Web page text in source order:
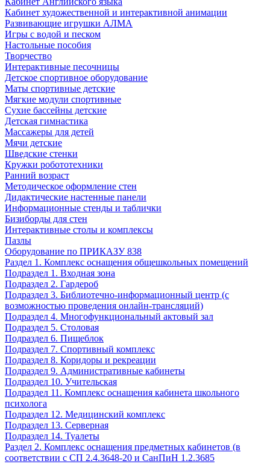
Кабинет художественной и интерактивной анимации
Развивающие игрушки АЛМА
Игры с водой и песком
Настольные пособия
Творчество
Интерактивные песочницы
Детское спортивное оборудование
Маты спортивные детские
Мягкие модули спортивные
Сухие бассейны детские
Детская гимнастика
Массажеры для детей
Мячи детские
Шведские стенки
Кружки робототехники
Ранний возраст
Методическое оформление стен
Дидактические настенные панели
Информационные стенды и таблички
Бизиборды для стен
Интерактивные столы и комплексы
Пазлы
Оборудование по ПРИКАЗУ 838
Раздел 1. Комплекс оснащения общешкольных помещений
Подраздел 1. Входная зона
Подраздел 2. Гардероб
Подраздел 3. Библиотечно-информационный центр (с
возможностью проведения онлайн-трансляций)
Подраздел 4. Многофункциональный актовый зал
Подраздел 5. Столовая
Подраздел 6. Пищеблок
Подраздел 7. Спортивный комплекс
Подраздел 8. Коридоры и рекреации
Подраздел 9. Административные кабинеты
Подраздел 10. Учительская
Подраздел 11. Комплекс оснащения кабинета школьного
психолога
Подраздел 12. Медицинский комплекс
Подраздел 13. Серверная
Подраздел 14. Туалеты
Раздел 2. Комплекс оснащения предметных кабинетов (в
соответствии с СП 2.4.3648-20 и СанПиН 1.2.3685